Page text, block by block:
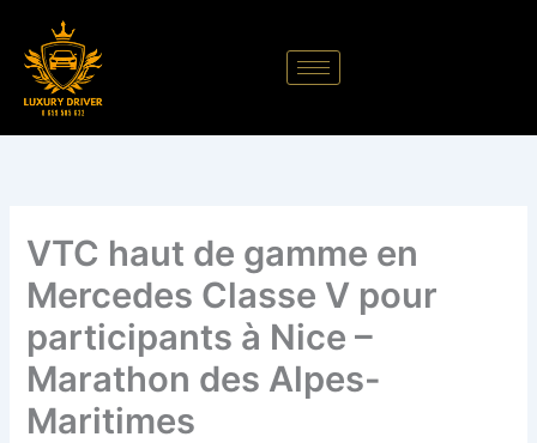
contenu
VTC haut de gamme en
Mercedes Classe V pour
participants à Nice –
Marathon des Alpes-
Maritimes